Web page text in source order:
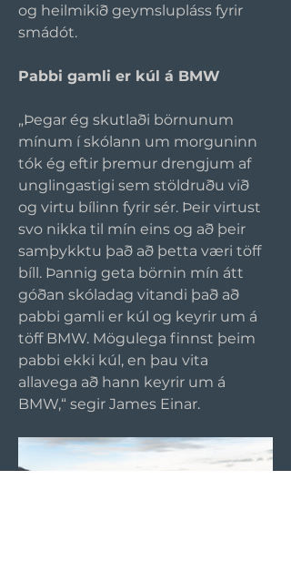
og heilmikið geymslupláss fyrir
smádót.
Pabbi gamli er kúl á BMW
„Þegar ég skutlaði börnunum
mínum í skólann um morguninn
tók ég eftir þremur drengjum af
unglingastigi sem stöldruðu við
og virtu bílinn fyrir sér. Þeir virtust
svo nikka til mín eins og að þeir
samþykktu það að þetta væri töff
bíll. Þannig geta börnin mín átt
góðan skóladag vitandi það að
pabbi gamli er kúl og keyrir um á
töff BMW. Mögulega finnst þeim
pabbi ekki kúl, en þau vita
allavega að hann keyrir um á
BMW,“ segir James Einar.